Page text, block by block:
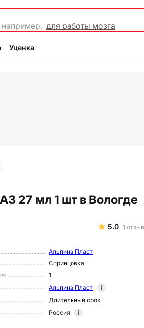
для работы мозга
Уценка
27 мл 1 шт в Вологде
5.0 1 отзыв
Альпина Пласт
Спринцовка
:
1
Альпина Пласт
i
Длительный срок
Россия i